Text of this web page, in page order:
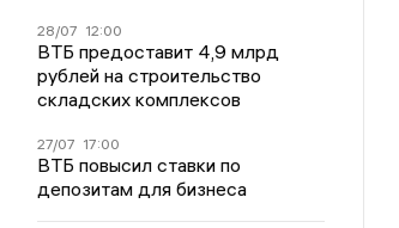
28/07 12:00
ВТБ предоставит 4,9 млрд
рублей на строительство
складских комплексов
27/07 17:00
ВТБ повысил ставки по
депозитам для бизнеса